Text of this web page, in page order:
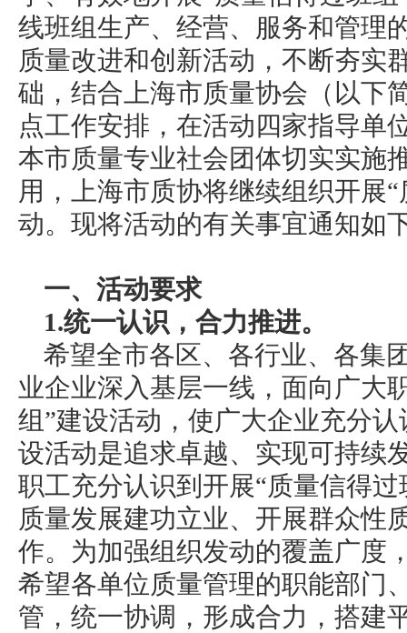
线班组生产、经营、服务和管理
质量改进和创新活动，不断夯实
础，结合上海市质量协会（以下
点工作安排，在活动四家指导单
本市质量专业社会团体切实实施
用，上海市质协将继续组织开展
动。现将活动的有关事宜通知如
一、活动要求
1.统一认识，合力推进。
希望全市各区、各行业、各集
业企业深入基层一线，面向广大
组”建设活动，使广大企业充分
设活动是追求卓越、实现可持续
职工充分认识到开展“质量信得
质量发展建功立业、开展群众性
作。为加强组织发动的覆盖广度
希望各单位质量管理的职能部门
管，统一协调，形成合力，搭建